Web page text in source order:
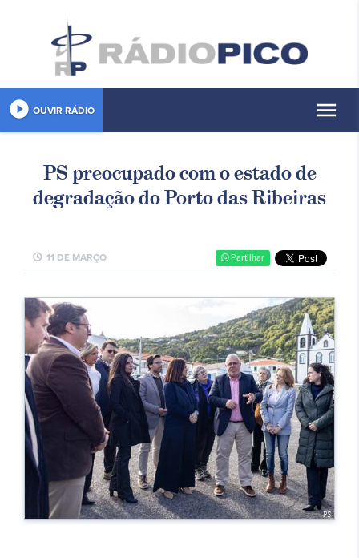
play_circle_filled OUVIR RÁDIO menu
PS preocupado com o estado de
degradação do Porto das Ribeiras
schedule 11 DE MARÇO Partilhar